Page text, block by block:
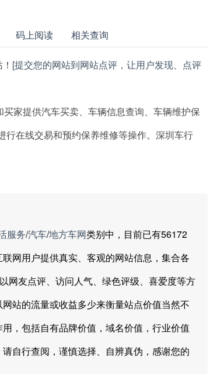
码上阅读 相关查询
[提交您的网站到网站点评，让用户发现、点评
家提供汽车买卖、车辆信息查询、车辆维护保
在线交易和预约保养维修等操作。深圳车行
服务/汽车/地方车网类别中，目前已有56172
网用户提供真实、客观的网站信息，集合各
网友点评、访问人气、绿色评级、喜爱度等方
站的流量或收益多少来衡量站点价值当然不
，包括自有品牌价值，域名价值，行业价值
自行查阅，谨慎选择、自辨真伪，感谢您的